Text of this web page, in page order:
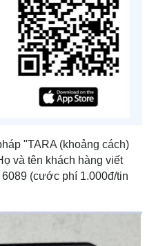
"TARA (khoảng cách)
và tên khách hàng viết
(cước phí 1.000đ/tin